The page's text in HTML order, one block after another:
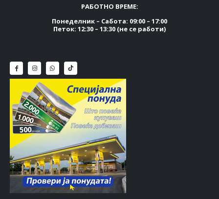
РАБОТНО ВРЕМЕ:
Понеделник – Сабота: 09:00 – 17:00
Петок: 12:30 – 13:30 (не се работи)